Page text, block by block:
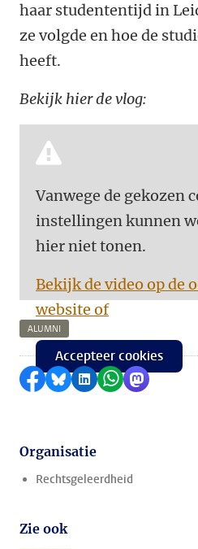
haar studententijd in
ze volgde en hoe de
heeft.
Bekijk hier de vlog:
Vanwege de gekozen
instellingen kunnen
hier niet tonen.
Bekijk de video op de
website of
Accepteer cookies
ALUMNI
Delen op Facebook
Delen via Bluesky
Delen op LinkedIn
Delen via
Delen via
Organisatie
Rechtsgeleerdheid
Zie ook